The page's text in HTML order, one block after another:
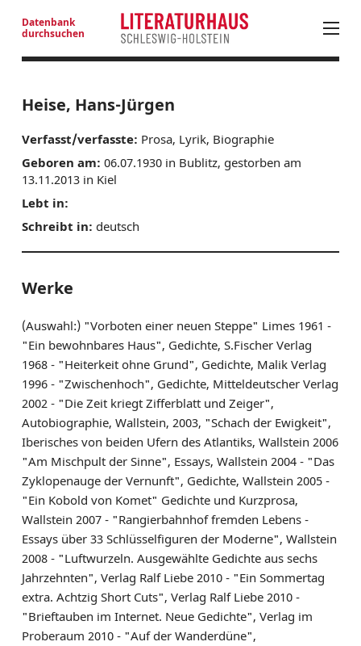
Heise, Hans-Jürgen
Verfasst/verfasste: Prosa, Lyrik, Biographie
Geboren am: 06.07.1930 in Bublitz, gestorben am
13.11.2013 in Kiel
Lebt in:
Schreibt in: deutsch
Werke
(Auswahl:) "Vorboten einer neuen Steppe" Limes 1961 -
"Ein bewohnbares Haus", Gedichte, S.Fischer Verlag
1968 - "Heiterkeit ohne Grund", Gedichte, Malik Verlag
1996 - "Zwischenhoch", Gedichte, Mitteldeutscher Verlag
2002 - "Die Zeit kriegt Zifferblatt und Zeiger",
Autobiographie, Wallstein, 2003, "Schach der Ewigkeit",
Iberisches von beiden Ufern des Atlantiks, Wallstein 2006
"Am Mischpult der Sinne", Essays, Wallstein 2004 - "Das
Zyklopenauge der Vernunft", Gedichte, Wallstein 2005 -
"Ein Kobold von Komet" Gedichte und Kurzprosa,
Wallstein 2007 - "Rangierbahnhof fremden Lebens -
Essays über 33 Schlüsselfiguren der Moderne", Wallstein
2008 - "Luftwurzeln. Ausgewählte Gedichte aus sechs
Jahrzehnten", Verlag Ralf Liebe 2010 - "Ein Sommertag
extra. Achtzig Short Cuts", Verlag Ralf Liebe 2010 -
"Brieftauben im Internet. Neue Gedichte", Verlag im
Proberaum 2010 - "Auf der Wanderdüne",
Datenbank
durchsuchen
LITERATURANGEBOTE JUNGES PUBLIKUM
NEUE PROSA AUS SH
LITERATURHAUS
BESTELLSERVICE
KONTAKT & ANFAHRT